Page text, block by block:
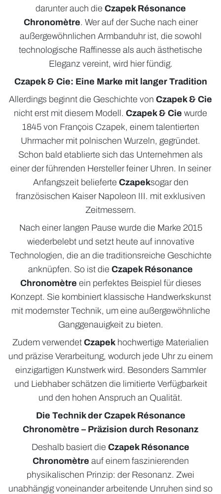
darunter auch die Czapek Résonance
Chronomètre. Wer auf der Suche nach einer
außergewöhnlichen Armbanduhr ist, die sowohl
technologische Raffinesse als auch ästhetische
Eleganz vereint, wird hier fündig.
Czapek & Cie: Eine Marke mit langer Tradition
Allerdings beginnt die Geschichte von Czapek & Cie
nicht erst mit diesem Modell. Czapek & Cie wurde
1845 von François Czapek, einem talentierten
Uhrmacher mit polnischen Wurzeln, gegründet.
Schon bald etablierte sich das Unternehmen als
einer der führenden Hersteller feiner Uhren. In seiner
Anfangszeit belieferte Czapeksogar den
französischen Kaiser Napoleon III. mit exklusiven
Zeitmessern.
Nach einer langen Pause wurde die Marke 2015
wiederbelebt und setzt heute auf innovative
Technologien, die an die traditionsreiche Geschichte
anknüpfen. So ist die Czapek Résonance
Chronomètre ein perfektes Beispiel für dieses
Konzept. Sie kombiniert klassische Handwerkskunst
mit modernster Technik, um eine außergewöhnliche
Ganggenauigkeit zu bieten.
Zudem verwendet Czapek hochwertige Materialien
und präzise Verarbeitung, wodurch jede Uhr zu einem
einzigartigen Kunstwerk wird. Besonders Sammler
und Liebhaber schätzen die limitierte Verfügbarkeit
und den hohen Anspruch an Qualität.
Die Technik der Czapek Résonance
Chronomètre – Präzision durch Resonanz
Deshalb basiert die Czapek Résonance
Chronomètre auf einem faszinierenden
physikalischen Prinzip: der Resonanz. Zwei
unabhängig voneinander arbeitende Unruhen sind so